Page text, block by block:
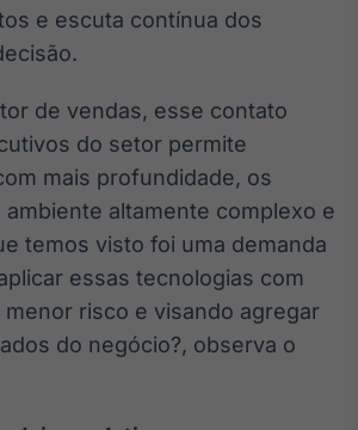
e escuta contínua dos
de vendas, esse contato
do setor permite
mais profundidade, os
altamente complexo e
temos visto foi uma demanda
essas tecnologias com
menor risco e visando agregar
do negócio?, observa o